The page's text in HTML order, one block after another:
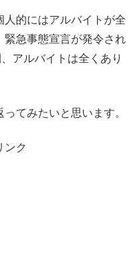
人的にはアルバイトが全
緊急事態宣言が発令され
アルバイトは全くあり
てみたいと思います。
ンク